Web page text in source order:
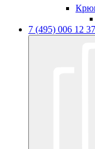
7 (495) 006 12 37